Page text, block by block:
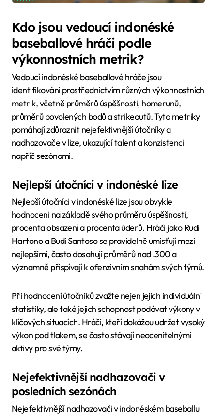
Kdo jsou vedoucí indonéské
baseballové hráči podle
výkonnostních metrik?
Vedoucí indonéské baseballové hráče jsou
identifikováni prostřednictvím různých výkonnostních
metrik, včetně průměrů úspěšnosti, homerunů,
průměrů povolených bodů a strikeoutů. Tyto metriky
pomáhají zdůraznit nejefektivnější útočníky a
nadhazovače v lize, ukazující talent a konzistenci
napříč sezónami.
Nejlepší útočníci v indonéské lize
Nejlepší útočníci v indonéské lize jsou obvykle
hodnoceni na základě svého průměru úspěšnosti,
procenta obsazení a procenta úderů. Hráči jako Rudi
Hartono a Budi Santoso se pravidelně umisťují mezi
nejlepšími, často dosahují průměrů nad .300 a
významně přispívají k ofenzivním snahám svých týmů.
Při hodnocení útočníků zvažte nejen jejich individuální
statistiky, ale také jejich schopnost podávat výkony v
klíčových situacích. Hráči, kteří dokážou udržet vysoký
výkon pod tlakem, se často stávají neocenitelnými
aktivy pro své týmy.
Nejefektivnější nadhazovači v
posledních sezónách
Nejefektivnější nadhazovači v indonéském baseballu